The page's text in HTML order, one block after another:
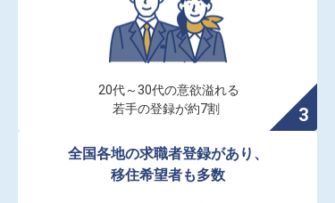
20代～30代の意欲溢れる
若手の登録が約7割
全国各地の求職者登録があり、
移住希望者も多数